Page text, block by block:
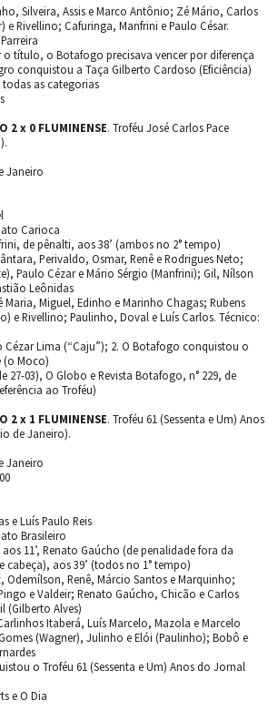
Silveira, Assis e Marco Antônio; Zé Mário, Carlos
e Rivellino; Cafuringa, Manfrini e Paulo César.
o título, o Botafogo precisava vencer por diferença
conquistou a Taça Gilberto Cardoso (Eficiência)
as categorias
2 x 0 FLUMINENSE. Troféu José Carlos Pace
Janeiro
Carioca
de pênalti, aos 38’ (ambos no 2° tempo)
Perivaldo, Osmar, Renê e Rodrigues Neto;
Paulo Cézar e Mário Sérgio (Manfrini); Gil, Nílson
Leônidas
Maria, Miguel, Edinho e Marinho Chagas; Rubens
e Rivellino; Paulinho, Doval e Luís Carlos. Técnico:
Cézar Lima (“Caju”); 2. O Botafogo conquistou o
(o Moco)
27-03), O Globo e Revista Botafogo, n° 229, de
ao Troféu)
2 x 1 FLUMINENSE. Troféu 61 (Sessenta e Um) Anos
de Janeiro).
Janeiro
e Luís Paulo Reis
Brasileiro
11’, Renato Gaúcho (de penalidade fora da
cabeça), aos 39’ (todos no 1° tempo)
Odemílson, Renê, Márcio Santos e Marquinho;
e Valdeir; Renato Gaúcho, Chicão e Carlos
(Gilberto Alves)
Itaberá, Luís Marcelo, Mazola e Marcelo
(Wagner), Julinho e Elói (Paulinho); Bobô e
o Troféu 61 (Sessenta e Um) Anos do Jornal
e O Dia